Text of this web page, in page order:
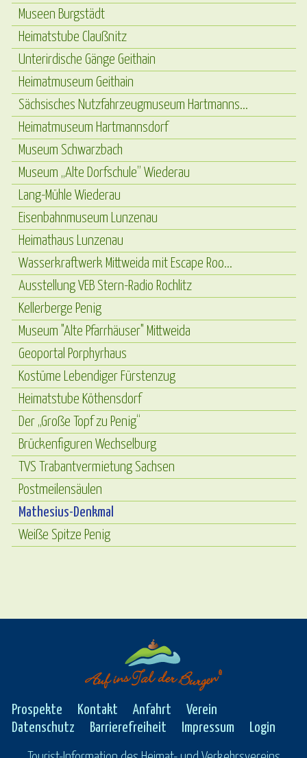
Museen Burgstädt
Heimatstube Claußnitz
Unterirdische Gänge Geithain
Heimatmuseum Geithain
Sächsisches Nutzfahrzeugmuseum Hartmanns...
Heimatmuseum Hartmannsdorf
Museum Schwarzbach
Museum „Alte Dorfschule” Wiederau
Lang-Mühle Wiederau
Eisenbahnmuseum Lunzenau
Heimathaus Lunzenau
Wasserkraftwerk Mittweida mit Escape Roo...
Ausstellung VEB Stern-Radio Rochlitz
Kellerberge Penig
Museum "Alte Pfarrhäuser" Mittweida
Geoportal Porphyrhaus
Kostüme Lebendiger Fürstenzug
Heimatstube Köthensdorf
Der „Große Topf zu Penig“
Brückenfiguren Wechselburg
TVS Trabantvermietung Sachsen
Postmeilensäulen
Mathesius-Denkmal
Weiße Spitze Penig
Prospekte Kontakt Anfahrt
Verein
Datenschutz
Barrierefreiheit Impressum Login